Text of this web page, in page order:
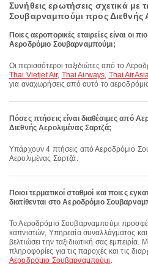
Συνήθεις ερωτήσεις σχετικά
Σουβαρναμπούμι προς Διεθνής
Ποιες αεροπορικές εταιρείες είναι οι
Αεροδρόμιο Σουβαρναμπούμι;
Οι περισσότεροι ταξιδιώτες από το
Thai Vietjet Air, Thai Airways, Thai
για αναχωρήσεις από αυτό το
Πόσες πτήσεις είναι διαθέσιμες από
Διεθνής Αερολιμένας Σαρτζά;
Υπάρχουν 4 πτήσεις από Αεροδρόμιο Σουβαρναμπούμι προς Διεθνής
Αερολιμένας Σαρτζά.
Ποιοι τερματικοί σταθμοί και ποιες
διατίθενται στο Αεροδρόμιο
Το Αεροδρόμιο Σουβαρναμπούμι προσφέρει Αναπηρικό αμαξίδιο, Χώρος
καπνιστών, Υπηρεσία συναλλάγματος
βελτιώσει την ταξιδιωτική σας εμπειρία.
πληροφορίες για τις παροχές και τις
Αεροδρόμιο Σουβαρναμπούμι .